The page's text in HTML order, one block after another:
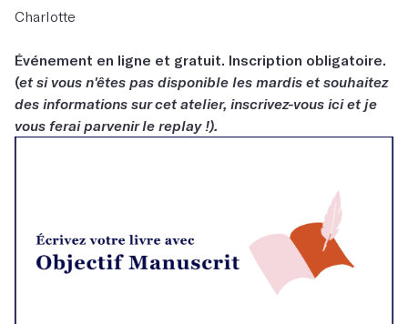
Charlotte
Événement en ligne et gratuit. Inscription obligatoire.
(et si vous n'êtes pas disponible les mardis et souhaitez
des informations sur cet atelier, inscrivez-vous ici et je
vous ferai parvenir le replay !).